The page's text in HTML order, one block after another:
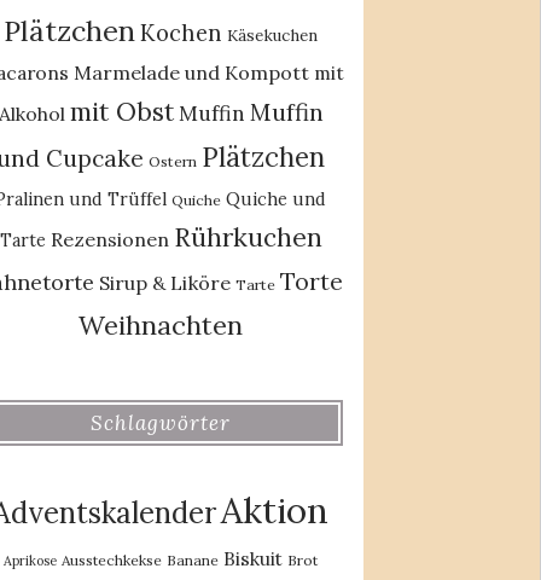
PlätzchenKochen Käsekuchen
Marmelade und Kompott mit
mit Obst Muffin Muffin
Cupcake Ostern Plätzchen
und Trüffel Quiche Quiche und
Tarte Rezensionen Rührkuchen
Sirup & Liköre Tarte Torte
Weihnachten
Schlagwörter
Aktion
Aprikose Ausstechkekse Banane Biskuit Brot